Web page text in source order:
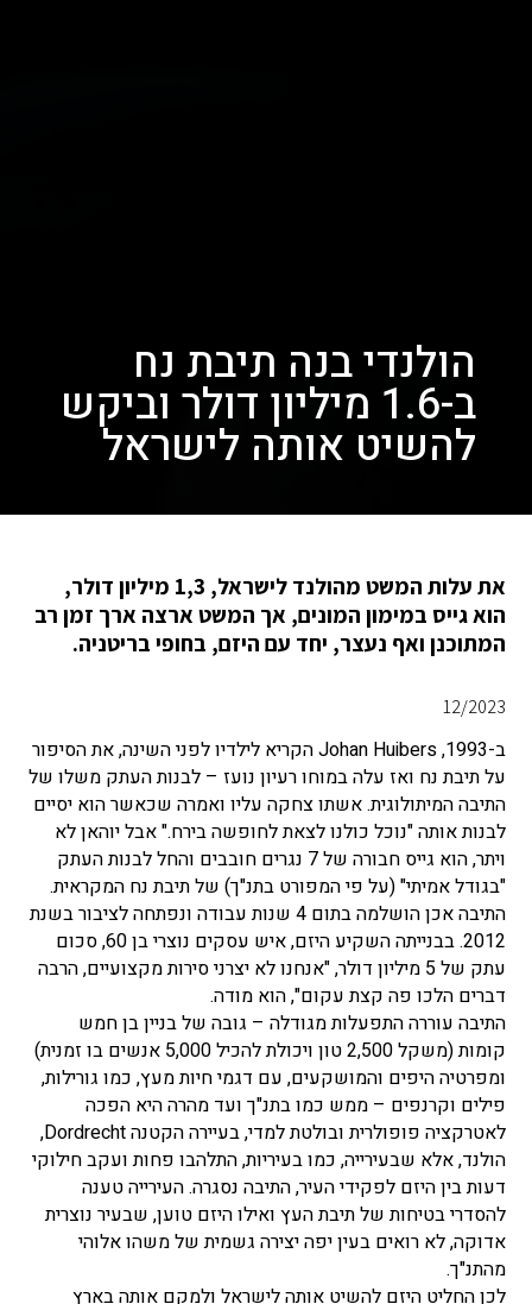
הולנדי בנה תיבת נח
ב-1.6 מיליון דולר וביקש
להשיט אותה לישראל
את עלות המשט מהולנד לישראל, 1,3 מיליון דולר,
הוא גייס במימון המונים, אך המשט ארצה ארך זמן רב
המתוכנן ואף נעצר, יחד עם היזם, בחופי בריטניה.
12/2023
ב-1993, Johan Huibers הקריא לילדיו לפני השינה, את הסיפור
על תיבת נח ואז עלה במוחו רעיון נועז – לבנות העתק משלו של
התיבה המיתולוגית. אשתו צחקה עליו ואמרה שכאשר הוא יסיים
לבנות אותה "נוכל כולנו לצאת לחופשה בירח." אבל יוהאן לא
ויתר, הוא גייס חבורה של 7 נגרים חובבים והחל לבנות העתק
"בגודל אמיתי" (על פי המפורט בתנ"ך) של תיבת נח המקראית.
התיבה אכן הושלמה בתום 4 שנות עבודה ונפתחה לציבור בשנת
2012. בבנייתה השקיע היזם, איש עסקים נוצרי בן 60, סכום
עתק של 5 מיליון דולר, "אנחנו לא יצרני סירות מקצועיים, הרבה
דברים הלכו פה קצת עקום", הוא מודה.
התיבה עוררה התפעלות מגודלה – גובה של בניין בן חמש
קומות (משקל 2,500 טון ויכולת להכיל 5,000 אנשים בו זמנית)
ומפרטיה היפים והמושקעים, עם דגמי חיות מעץ, כמו גורילות,
פילים וקרנפים – ממש כמו בתנ"ך ועד מהרה היא הפכה
לאטרקציה פופולרית ובולטת למדי, בעיירה הקטנה Dordrecht,
הולנד, אלא שבעירייה, כמו בעיריות, התלהבו פחות ועקב חילוקי
דעות בין היזם לפקידי העיר, התיבה נסגרה. העירייה טענה
להסדרי בטיחות של תיבת העץ ואילו היזם טוען, שבעיר נוצרית
אדוקה, לא רואים בעין יפה יצירה גשמית של משהו אלוהי
מהתנ"ך.
לכן החליט היזם להשיט אותה לישראל ולמקם אותה בארץ